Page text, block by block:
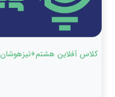
کلاس آفلاین هشتم+تیزهوشان